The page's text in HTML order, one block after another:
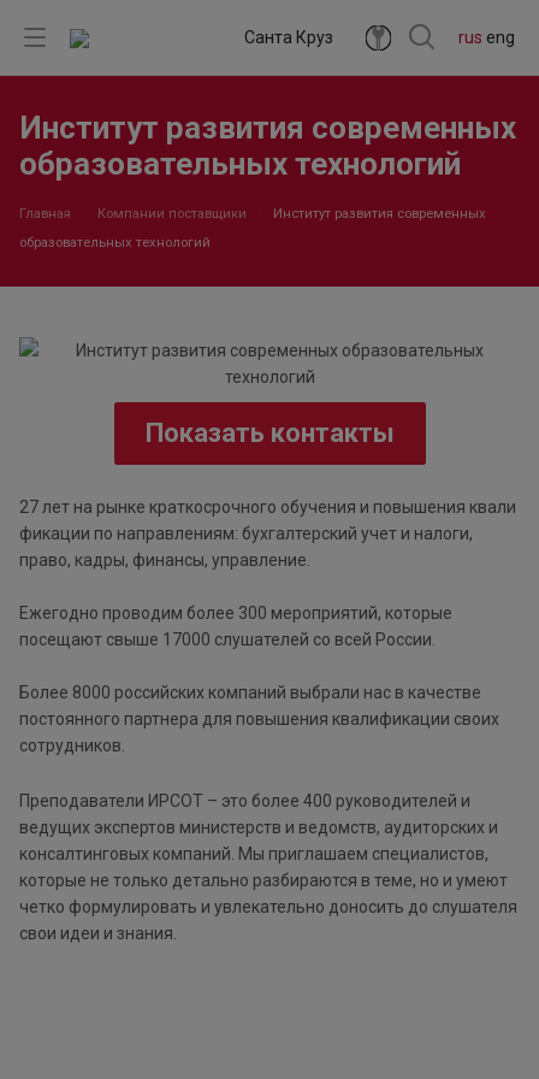
rus eng
Санта Круз
Институт развития современных
образовательных технологий
Главная Компании поставщики
Институт развития современных
образовательных технологий
Показать контакты
27 лет на рынке краткосрочного обучения и повышения квали
фикации по направлениям: бухгалтерский учет и налоги,
право, кадры, финансы, управление.
Ежегодно проводим более 300 мероприятий, которые
посещают свыше 17000 слушателей со всей России.
Более 8000 российских компаний выбрали нас в качестве
постоянного партнера для повышения квалификации своих
сотрудников.
Преподаватели ИРСОТ – это более 400 руководителей и
ведущих экспертов министерств и ведомств, аудиторских и
консалтинговых компаний. Мы приглашаем специалистов,
которые не только детально разбираются в теме, но и умеют
четко формулировать и увлекательно доносить до слушателя
свои идеи и знания.